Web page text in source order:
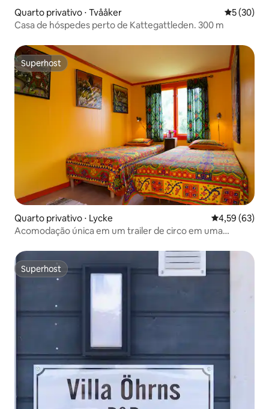
Quarto privativo ⋅ Tvååker 5 de uma
5 (30)
Casa de hóspedes perto de Kattegattleden. 300 m
Superhost
Superhost
Quarto privativo ⋅ Lycke 4,59 de uma
4,59 (63)
Acomodação única em um trailer de circo em uma
Superhost
Superhost